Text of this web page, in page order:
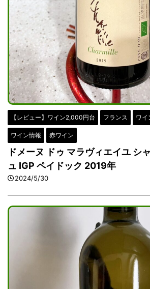
【レビュー】ワイン2,000円台 フランス ワイ
ワイン情報 赤ワイン
ドメーヌ ドゥ マラヴィエイユ シ
ュ IGP ペイドック 2019年
2024/5/30